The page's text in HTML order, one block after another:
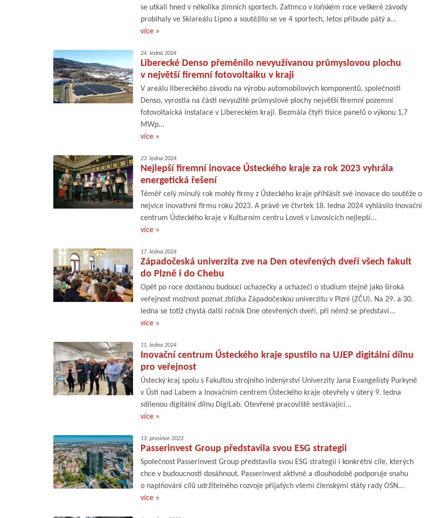
se utkali hned v několika zimních sportech. Zatímco v loňském roce veškeré závody
probíhaly ve Skiareálu Lipno a soutěžilo se ve 4 sportech, letos přibude pátý a...
více »
24. ledna 2024
Liberecké Denso přeměnilo nevyužívanou průmyslovou plochu
v největší firemní fotovoltaiku v kraji
V areálu libereckého závodu na výrobu automobilových komponentů, společnosti
Denso, vyrostla na části nevyužité průmyslové plochy největší firemní pozemní
fotovoltaická instalace v Libereckém kraji. Bezmála čtyři tisíce panelů o výkonu 1,7
MWp...
více »
23. ledna 2024
Nejlepší firemní inovace Ústeckého kraje za rok 2023 vyhrála
energetická řešení
Téměř celý minulý rok mohly firmy z Ústeckého kraje přihlásit své inovace do soutěže o
nejvíce inovativní firmu roku 2023. A právě ve čtvrtek 18. ledna 2024 vyhlásilo Inovační
centrum Ústeckého kraje v Kulturním centru Lovoš v Lovosicích nejlepší...
více »
17. ledna 2024
Západočeská univerzita zve na Den otevřených dveří všech fakult
do Plzně i do Chebu
Opět po roce dostanou budoucí uchazečky a uchazeči o studium stejně jako široká
veřejnost možnost poznat zblízka Západočeskou univerzitu v Plzni (ZČU). Na 29. a 30.
ledna se totiž chystá další ročník Dne otevřených dveří, při němž se představí...
více »
11. ledna 2024
Inovační centrum Ústeckého kraje spustilo na UJEP digitální dílnu
pro veřejnost
Ústecký kraj spolu s Fakultou strojního inženýrství Univerzity Jana Evangelisty Purkyně
v Ústí nad Labem a Inovačním centrem Ústeckého kraje otevřely v úterý 9. ledna
sdílenou digitální dílnu DigiLab. Otevřené pracoviště sestávající...
více »
13. prosince 2023
Passerinvest Group představila svou ESG strategii
Společnost Passerinvest Group představila svou ESG strategii i konkrétní cíle, kterých
chce v budoucnosti dosáhnout. Passerinvest aktivně a dlouhodobě podporuje snahu
o naplňování cílů udržitelného rozvoje přijatých všemi členskými státy rady OSN...
více »